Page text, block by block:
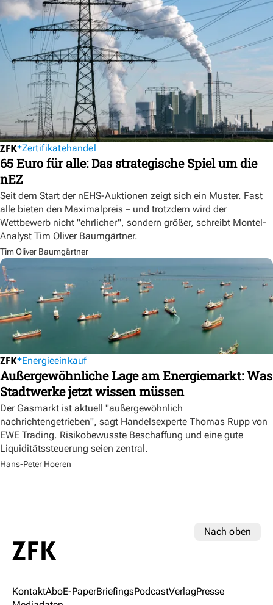
Zertifikatehandel
65 Euro für alle: Das strategische Spiel um die
nEZ
Seit dem Start der nEHS-Auktionen zeigt sich ein Muster. Fast
alle bieten den Maximalpreis – und trotzdem wird der
Wettbewerb nicht "ehrlicher", sondern größer, schreibt Montel-
Analyst Tim Oliver Baumgärtner.
Tim Oliver Baumgärtner
Energieeinkauf
Außergewöhnliche Lage am Energiemarkt: Was
Stadtwerke jetzt wissen müssen
Der Gasmarkt ist aktuell "außergewöhnlich
nachrichtengetrieben", sagt Handelsexperte Thomas Rupp von
EWE Trading. Risikobewusste Beschaffung und eine gute
Liquiditätssteuerung seien zentral.
Hans-Peter Hoeren
Nach oben
KontaktAboE-PaperBriefingsPodcastVerlagPresse